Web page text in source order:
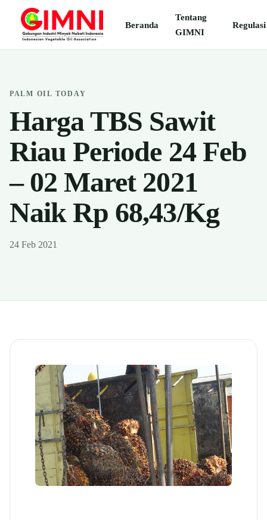
Beranda
Tentang
GIMNI
Regulasi
PALM OIL TODAY
Harga TBS Sawit
Riau Periode 24 Feb
– 02 Maret 2021
Naik Rp 68,43/Kg
24 Feb 2021